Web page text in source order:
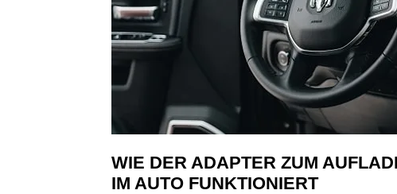
WIE DER ADAPTER ZUM
IM AUTO FUNKTIONIERT